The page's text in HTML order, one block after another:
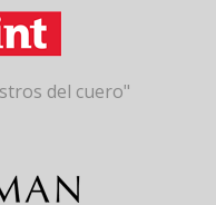
del cuero"